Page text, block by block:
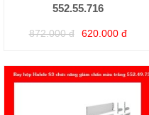
552.55.716
872.000 đ 620.000 đ